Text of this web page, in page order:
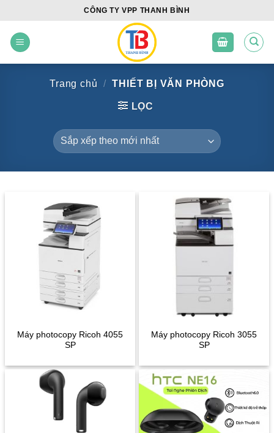
content
CÔNG TY VPP THANH BÌNH
Trang chủ / THIẾT BỊ VĂN PHÒNG
LỌC
Máy photocopy Ricoh 4055
SP
Máy photocopy Ricoh 3055
SP